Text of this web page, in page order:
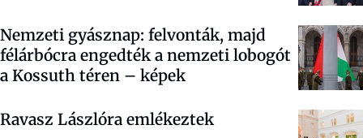
Nemzeti gyásznap: felvonták, majd
félárbócra engedték a nemzeti lobogót
a Kossuth téren – képek
Ravasz Lászlóra emlékeztek